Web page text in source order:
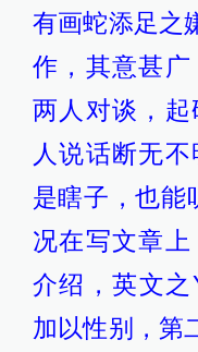
有画蛇添足之
作，其意甚
两人对谈，
人说话断无
是瞎子，也能
况在写文章
介绍，英文
加以性别，第